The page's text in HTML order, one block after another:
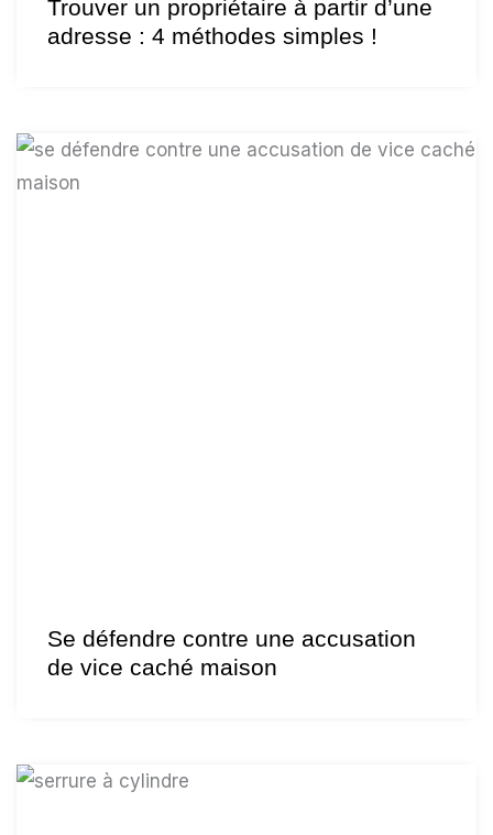
Trouver un propriétaire à partir d’une
adresse : 4 méthodes simples !
Se défendre contre une accusation
de vice caché maison